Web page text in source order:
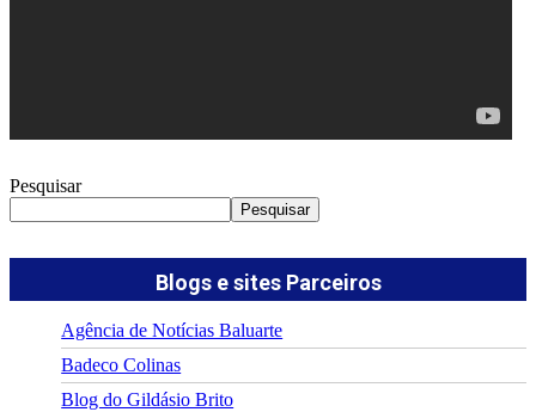
Pesquisar
Pesquisar
Blogs e sites Parceiros
Agência de Notícias Baluarte
Badeco Colinas
Blog do Gildásio Brito